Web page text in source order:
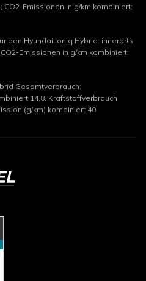
CO2-Emissionen in g/km kombiniert:
den Hyundai Ioniq Hybrid: innerorts
Emissionen in g/km kombiniert:
Gesamtverbrauch:
14,8. Kraftstoffverbrauch
(g/km) kombiniert 40.